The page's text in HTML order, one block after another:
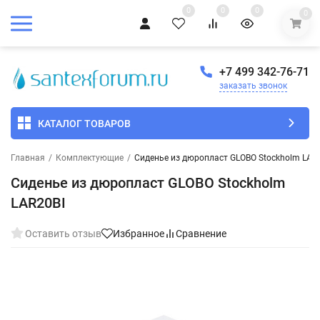
0 0 0 0
+7 499 342-76-71
заказать звонок
КАТАЛОГ ТОВАРОВ
Главная / Комплектующие / Сиденье из дюропласт GLOBO Stockholm
Сиденье из дюропласт GLOBO Stockholm
LAR20BI
Оставить отзыв Избранное Сравнение